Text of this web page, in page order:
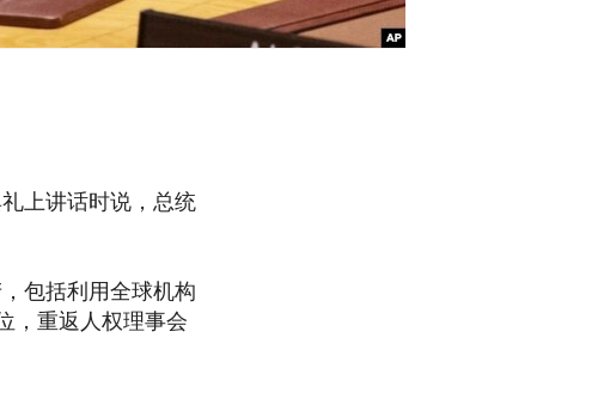
上讲话时说，总统
包括利用全球机构
，重返人权理事会